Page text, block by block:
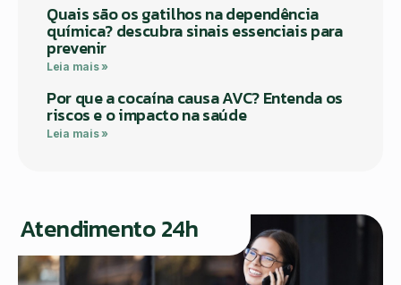
Quais são os gatilhos na dependência
química? descubra sinais essenciais para
prevenir
Leia mais »
Por que a cocaína causa AVC? Entenda os
riscos e o impacto na saúde
Leia mais »
Atendimento 24h